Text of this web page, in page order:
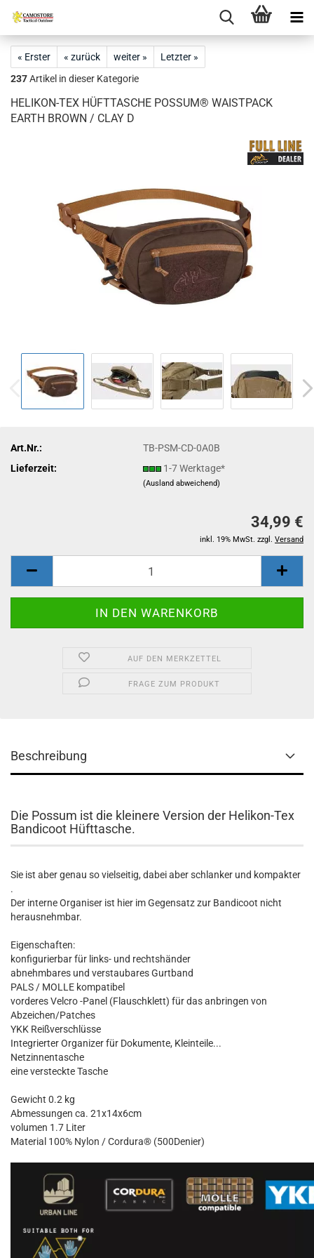
« Erster « zurück weiter »
Letzter »
237Artikel in dieser Kategorie
HELIKON-TEX HÜFTTASCHE POSSUM® WAISTPACK
EARTH BROWN / CLAY D
Art.Nr.:
TB-PSM-CD-0A0B
Lieferzeit:
1-7 Werktage*
(Ausland abweichend)
34,99 €
inkl. 19% MwSt. zzgl. Versand
AUF DEN MERKZETTEL
FRAGE ZUM PRODUKT
Beschreibung
Die Possum ist die kleinere Version der Helikon-Tex
Bandicoot Hüfttasche.
Sie ist aber genau so vielseitig, dabei aber schlanker und kompakter
.
Der interne Organiser ist hier im Gegensatz zur Bandicoot nicht
herausnehmbar.
Eigenschaften:
konfigurierbar für links- und rechtshänder
abnehmbares und verstaubares Gurtband
PALS / MOLLE kompatibel
vorderes Velcro -Panel (Flauschklett) für das anbringen von
Abzeichen/Patches
YKK Reißverschlüsse
Integrierter Organizer für Dokumente, Kleinteile...
Netzinnentasche
eine versteckte Tasche
Gewicht 0.2 kg
Abmessungen ca. 21x14x6cm
volumen 1.7 Liter
Material 100% Nylon / Cordura® (500Denier)